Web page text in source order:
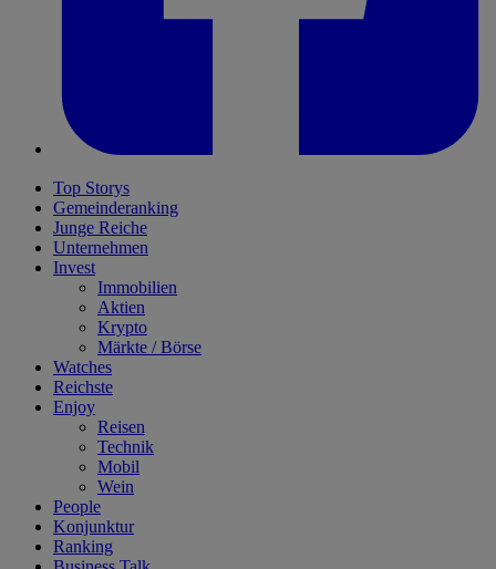
Top Storys
Gemeinderanking
Junge Reiche
Unternehmen
Invest
Immobilien
Aktien
Krypto
Märkte / Börse
Watches
Reichste
Enjoy
Reisen
Technik
Mobil
Wein
People
Konjunktur
Ranking